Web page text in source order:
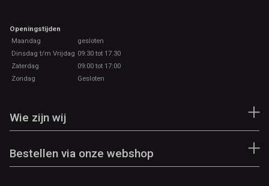
Openingstijden
Maandag
gesloten
Dinsdag t/m Vrijdag 09:30 tot 17.30
Zaterdag
09:00 tot 17:00
Zondag
Gesloten
Wie zijn wij
Bestellen via onze webshop